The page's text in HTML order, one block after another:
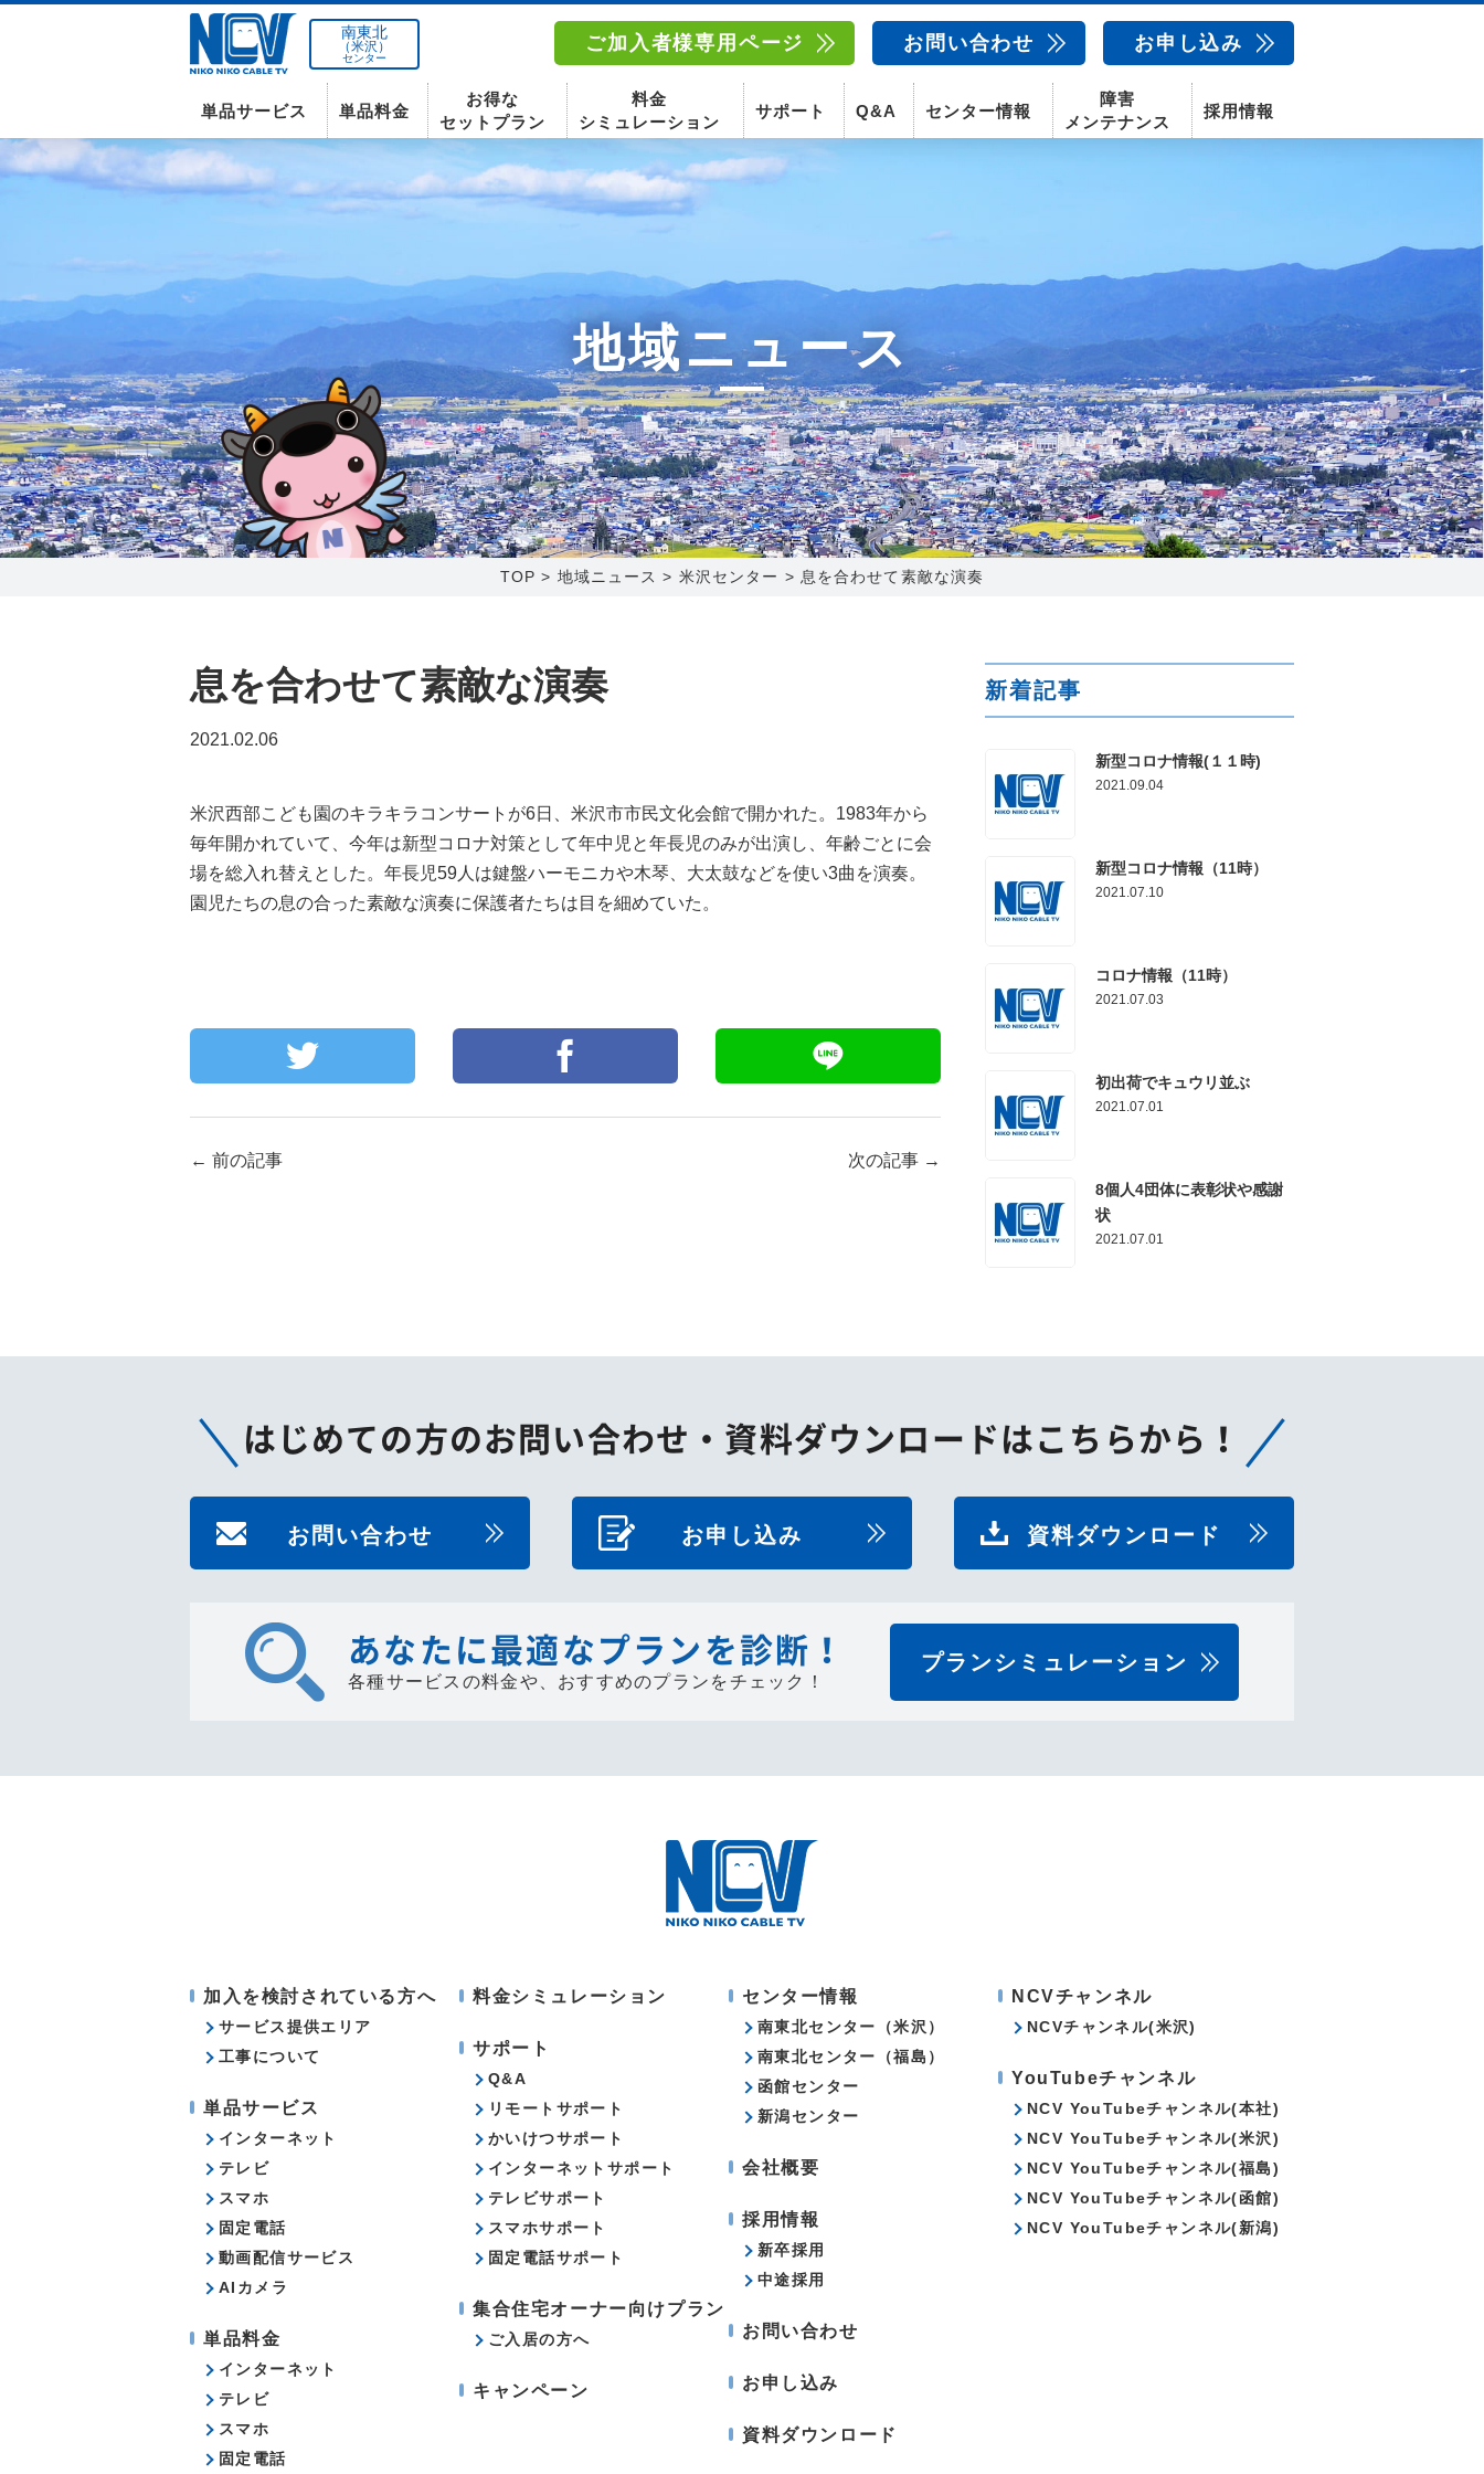
〒992-0044
山形県米沢市春日四丁目2-75
0238-24-2525
営業時間 9:00～18:00
〒960-8252
福島県福島市御山字一本松17-1-1
0120-173-577
営業時間 9:15～18:00
北海道函館市桔梗町379-31
0138-34-2525
営業時間 9:00～18:00
新潟県新潟市西区山田2310-39
025-210-1200
営業時間 9:00～18:00
南東北
（米沢）
センター
ご加入者様専用ページ お問い合わせ お申し込み
単品サービス
インターネット スマホ 固定電話 AIカメラ
単品料金
インターネット スマホ 動画配信サービス
お得な
セットプラン
料金
シミュレーション
サポート Q&A センター情報
〒992-0044
山形県米沢市春日四丁目2-75
0238-24-2525
営業時間 9:00～18:00
〒960-8252
福島県福島市御山字一本松17-1-1
0120-173-577
営業時間 9:15～18:00
番組情報
〒041-0801
北海道函館市桔梗町379-31
0138-34-2525
営業時間 9:00～18:00
番組情報
〒950-1189
新潟県新潟市西区山田2310-39
025-210-1200
営業時間 9:00～18:00
障害
メンテナンス
採用情報
地域ニュース
TOP > 地域ニュース > 米沢センター > 息を合わせて素敵な演奏
息を合わせて素敵な演奏
2021.02.06
米沢西部こども園のキラキラコンサートが6日、米沢市市民文化会館で開かれた。1983年から
毎年開かれていて、今年は新型コロナ対策として年中児と年長児のみが出演し、年齢ごとに会
場を総入れ替えとした。年長児59人は鍵盤ハーモニカや木琴、大太鼓などを使い3曲を演奏。
園児たちの息の合った素敵な演奏に保護者たちは目を細めていた。
← 前の記事 次の記事 →
新着記事
新型コロナ情報(１１時)
2021.09.04
新型コロナ情報（11時）
2021.07.10
コロナ情報（11時）
2021.07.03
初出荷でキュウリ並ぶ
2021.07.01
8個人4団体に表彰状や感謝
状
2021.07.01
はじめての方のお問い合わせ・ 資料ダウンロードはこちらから！
お問い合わせ お申し込み 資料ダウンロード
あなたに最適なプランを診断！
各種サービスの料金や、 おすすめのプランをチェック！
プランシミュレーション
加入を検討されている方へ
サービス提供エリア
工事について
単品サービス
インターネット
テレビ
スマホ
固定電話
動画配信サービス
AIカメラ
単品料金
インターネット
テレビ
スマホ
固定電話
料金シミュレーション
サポート
Q&A
リモートサポート
かいけつサポート
インターネットサポート
テレビサポート
スマホサポート
固定電話サポート
集合住宅オーナー向けプラン
ご入居の方へ
キャンペーン
センター情報
南東北センター（米沢）
南東北センター（福島）
函館センター
新潟センター
会社概要
採用情報
新卒採用
中途採用
お問い合わせ
お申し込み
資料ダウンロード
NCVチャンネル
NCVチャンネル(米沢)
YouTubeチャンネル
NCV YouTubeチャンネル(本社)
NCV YouTubeチャンネル(米沢)
NCV YouTubeチャンネル(福島)
NCV YouTubeチャンネル(函館)
NCV YouTubeチャンネル(新潟)